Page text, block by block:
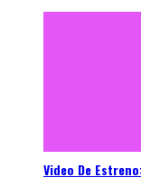
Video De